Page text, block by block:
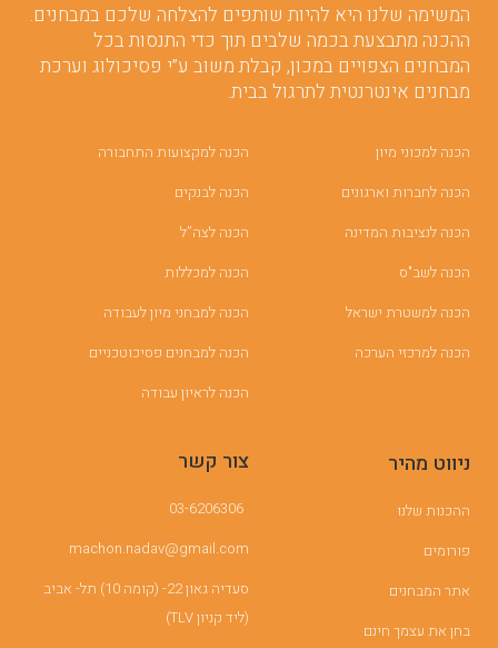
המשימה שלנו היא להיות שותפים להצלחה שלכם במבחנים.
ההכנה מתבצעת בכמה שלבים תוך כדי התנסות בכל
המבחנים הצפויים במכון, קבלת משוב ע”י פסיכולוג וערכת
מבחנים אינטרנטית לתרגול בבית.
הכנה למכוני מיון
הכנה לחברות וארגונים
הכנה לנציבות המדינה
הכנה לשב"ס
הכנה למשטרת ישראל
הכנה למרכזי הערכה
הכנה למקצועות התחבורה
הכנה לבנקים
הכנה לצה”ל
הכנה למכללות
הכנה למבחני מיון לעבודה
הכנה למבחנים פסיכוטכניים
הכנה לראיון עבודה
ניווט מהיר
ההכנות שלנו
פורומים
אתר המבחנים
בחן את עצמך חינם
צור קשר
03-6206306
machon.nadav@gmail.com
סעדיה גאון 22- (קומה 10) תל- אביב
(ליד קניון TLV)